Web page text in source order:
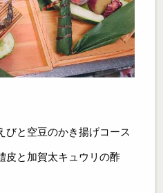
びと空豆のかき揚げコース
皮と加賀太キュウリの酢